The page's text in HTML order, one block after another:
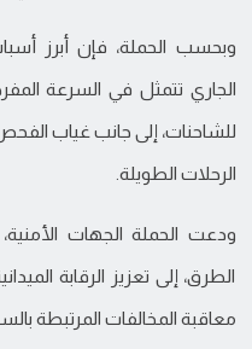
وبحسب الحملة، فإن أبرز
الجاري تتمثل في السرعة
للشاحنات، إلى جانب غياب
الرحلات الطويلة.
ودعت الحملة الجهات
الطرق، إلى تعزيز الرقابة
معاقبة المخالفات المرتبطة